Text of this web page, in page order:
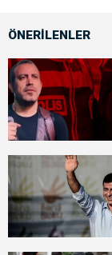
ÖNERİLENLER